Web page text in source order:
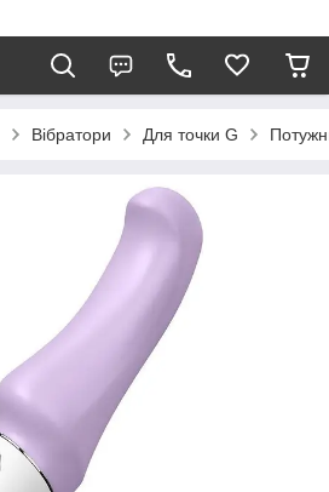
Вібратори Для точки G